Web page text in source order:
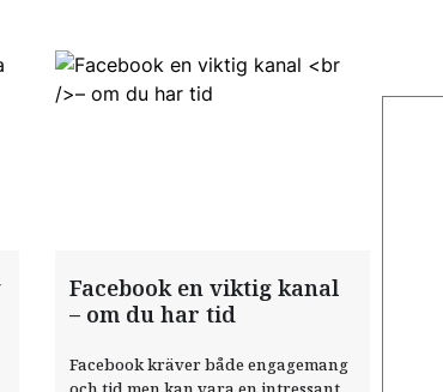
Facebook en viktig kanal
– om du har tid
Facebook kräver både engagemang